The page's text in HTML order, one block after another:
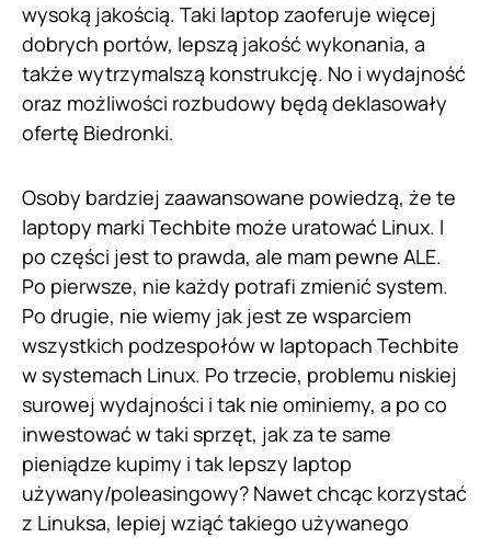
wysoką jakością. Taki laptop zaoferuje więcej
dobrych portów, lepszą jakość wykonania, a
także wytrzymalszą konstrukcję. No i wydajność
oraz możliwości rozbudowy będą deklasowały
ofertę Biedronki.
Osoby bardziej zaawansowane powiedzą, że te
laptopy marki Techbite może uratować Linux. I
po części jest to prawda, ale mam pewne ALE.
Po pierwsze, nie każdy potrafi zmienić system.
Po drugie, nie wiemy jak jest ze wsparciem
wszystkich podzespołów w laptopach Techbite
w systemach Linux. Po trzecie, problemu niskiej
surowej wydajności i tak nie ominiemy, a po co
inwestować w taki sprzęt, jak za te same
pieniądze kupimy i tak lepszy laptop
używany/poleasingowy? Nawet chcąc korzystać
z Linuksa, lepiej wziąć takiego używanego